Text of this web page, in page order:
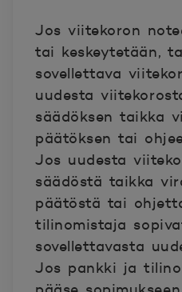
Jos viitekoron
tai keskeytetään,
sovellettava
uudesta
säädöksen taikka
päätöksen tai
Jos uudesta
säädöstä taikka
päätöstä tai
tilinomistaja
sovellettavasta
Jos pankki ja